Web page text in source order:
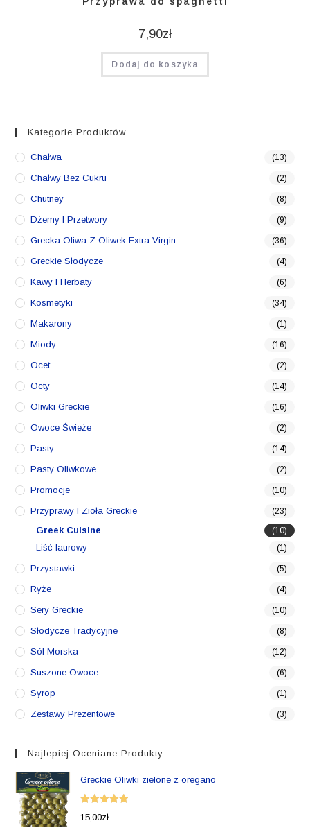
7,90zł
Dodaj do koszyka
Kategorie Produktów
Chałwa (13)
Chałwy Bez Cukru (2)
Chutney (8)
Dżemy I Przetwory (9)
Grecka Oliwa Z Oliwek Extra Virgin (36)
Greckie Słodycze (4)
Kawy I Herbaty (6)
Kosmetyki (34)
Makarony (1)
Miody (16)
Ocet (2)
Octy (14)
Oliwki Greckie (16)
Owoce Świeże (2)
Pasty (14)
Pasty Oliwkowe (2)
Promocje (10)
Przyprawy I Zioła Greckie (23)
Greek Cuisine (10)
Liść laurowy (1)
Przystawki (5)
Ryże (4)
Sery Greckie (10)
Słodycze Tradycyjne (8)
Sól Morska (12)
Suszone Owoce (6)
Syrop (1)
Zestawy Prezentowe (3)
Najlepiej Oceniane Produkty
Greckie Oliwki zielone z oregano
Oceniono
15,00zł